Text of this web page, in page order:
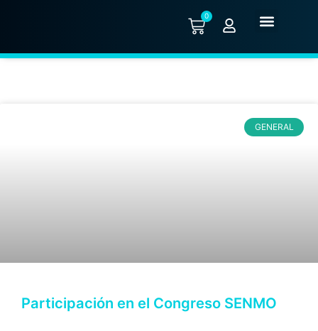
0
GENERAL
Participación en el Congreso SENMO